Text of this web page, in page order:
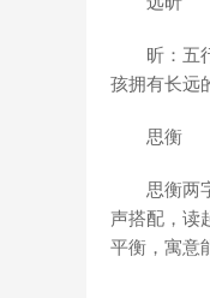
昕：五
孩拥有长远
思衡
思衡两
声搭配，读
平衡，寓意